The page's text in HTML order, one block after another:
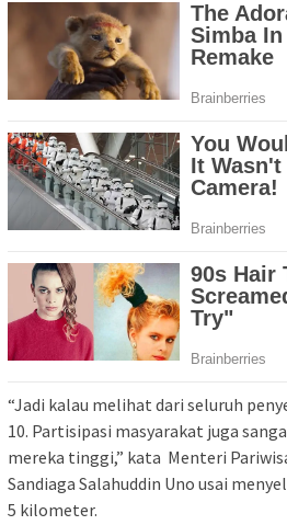
“Jadi kalau melihat dari seluruh
10. Partisipasi masyarakat juga
mereka tinggi,” kata Menteri
Sandiaga Salahuddin Uno usai
5 kilometer.